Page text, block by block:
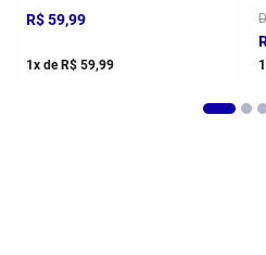
R$59,99
1 x de R$ 59,99 1